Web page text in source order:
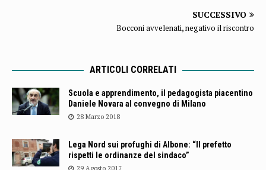
SUCCESSIVO
Bocconi avvelenati, negativo il riscontro
ARTICOLI CORRELATI
Scuola e apprendimento, il pedagogista piacentino
Daniele Novara al convegno di Milano
28 Marzo 2018
Lega Nord sui profughi di Albone: “Il prefetto
rispetti le ordinanze del sindaco”